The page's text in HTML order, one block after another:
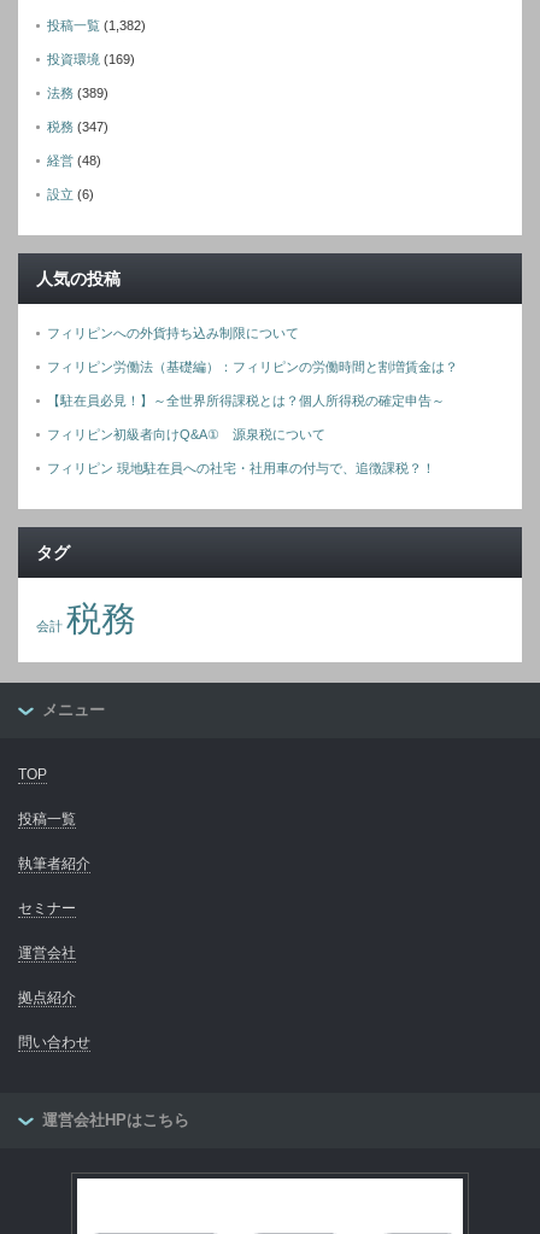
投稿一覧 (1,382)
投資環境 (169)
法務 (389)
税務 (347)
経営 (48)
設立 (6)
人気の投稿
フィリピンへの外貨持ち込み制限について
フィリピン労働法（基礎編）：フィリピンの労働時間と割増賃金は？
【駐在員必見！】～全世界所得課税とは？個人所得税の確定申告～
フィリピン初級者向けQ&A① 源泉税について
フィリピン 現地駐在員への社宅・社用車の付与で、追徴課税？！
タグ
会計 税務
メニュー
TOP
投稿一覧
執筆者紹介
セミナー
運営会社
拠点紹介
問い合わせ
運営会社HPはこちら